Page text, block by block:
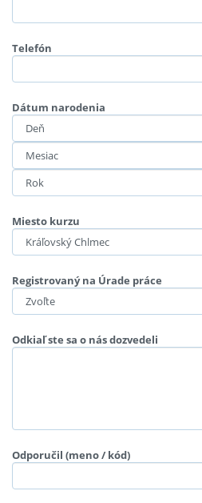
Telefón
Dátum narodenia
Miesto kurzu
Registrovaný na Úrade práce
Odkiaľ ste sa o nás dozvedeli
Odporučil (meno / kód)